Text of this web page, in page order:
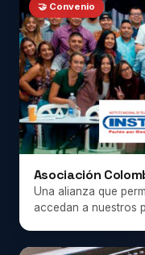
🤝 Convenio
Asociación
Una alianza que